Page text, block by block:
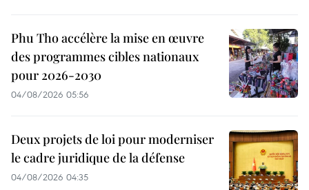
Phu Tho accélère la mise en œuvre
des programmes cibles nationaux
pour 2026-2030
04/08/2026 05:56
Deux projets de loi pour moderniser
le cadre juridique de la défense
04/08/2026 04:35